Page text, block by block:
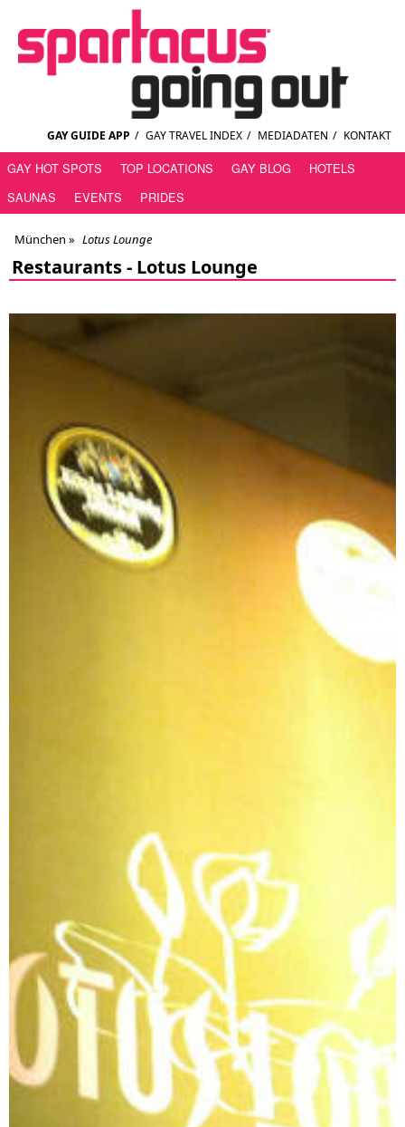
GAY GUIDE APP / GAY TRAVEL INDEX / MEDIADATEN / KONTAKT
GAY HOT SPOTS TOP LOCATIONS GAY BLOG
HOTELS
SAUNAS
EVENTS PRIDES
München » Lotus Lounge
Restaurants - Lotus Lounge